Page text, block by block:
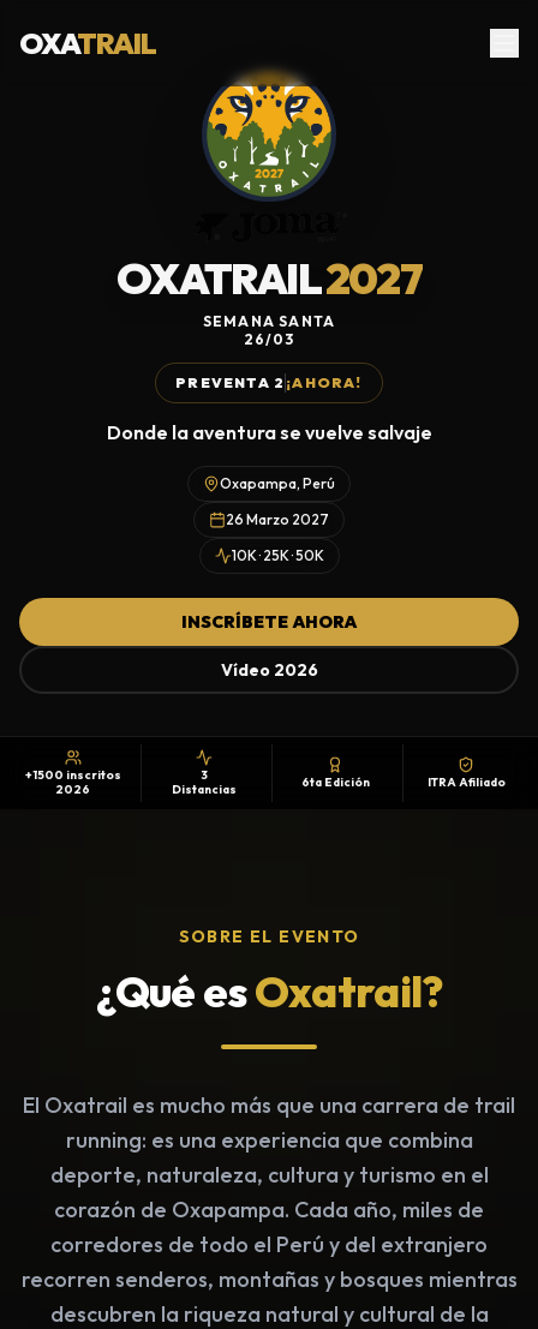
OXATRAIL
OXATRAIL2027
SEMANA SANTA
26/03
PREVENTA 2 ¡AHORA!
Donde la aventura se vuelve salvaje
Oxapampa, Perú
26 Marzo 2027
10K · 25K · 50K
INSCRÍBETE AHORA
Vídeo 2026
+1500 inscritos
2026
3
Distancias
6ta Edición ITRA Afiliado
SOBRE EL EVENTO
¿Qué esOxatrail?
El Oxatrail es mucho más que una carrera de trail
running: es una experiencia que combina
deporte, naturaleza, cultura y turismo en el
corazón de Oxapampa. Cada año, miles de
corredores de todo el Perú y del extranjero
recorren senderos, montañas y bosques mientras
descubren la riqueza natural y cultural de la